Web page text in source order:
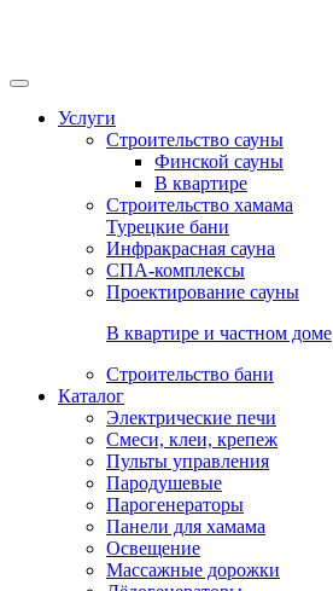
Услуги
Строительство сауны
Финской сауны
В квартире
Строительство хамама
Турецкие бани
Инфракрасная сауна
СПА-комплексы
Проектирование сауны
В квартире и частном доме
Строительство бани
Каталог
Электрические печи
Смеси, клеи, крепеж
Пульты управления
Пародушевые
Парогенераторы
Панели для хамама
Освещение
Массажные дорожки